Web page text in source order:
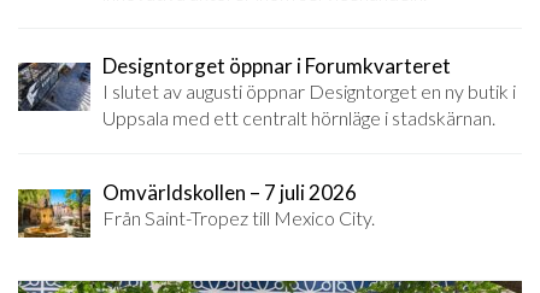
Designtorget öppnar i Forumkvarteret
I slutet av augusti öppnar Designtorget en ny butik i
Uppsala med ett centralt hörnläge i stadskärnan.
Omvärldskollen – 7 juli 2026
Från Saint-Tropez till Mexico City.